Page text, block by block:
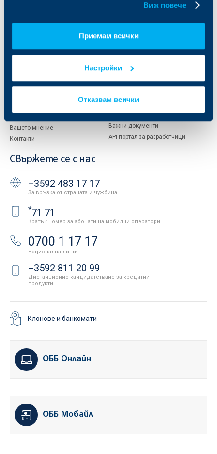
Виж повече
Приемам всички
Настройки
Отказвам всички
Европейско финансиране
Други документи
Вашето мнение
Контакти
ОББ Асет мениджмънт
ОББ Застрахователен брокер
Продажба на имоти
Бисквитки
Защита на личните данни
Важни документи
API портал за разработчици
Свържете се с нас
+3592 483 17 17
За връзка от страната и чужбина
*71 71
Кратък номер за абонати на мобилни оператори
0700 1 17 17
Национална линия
+3592 811 20 99
Дистанционно кандидатстване за кредитни
продукти
Клонове и банкомати
ОББ Онлайн
ОББ Мобайл